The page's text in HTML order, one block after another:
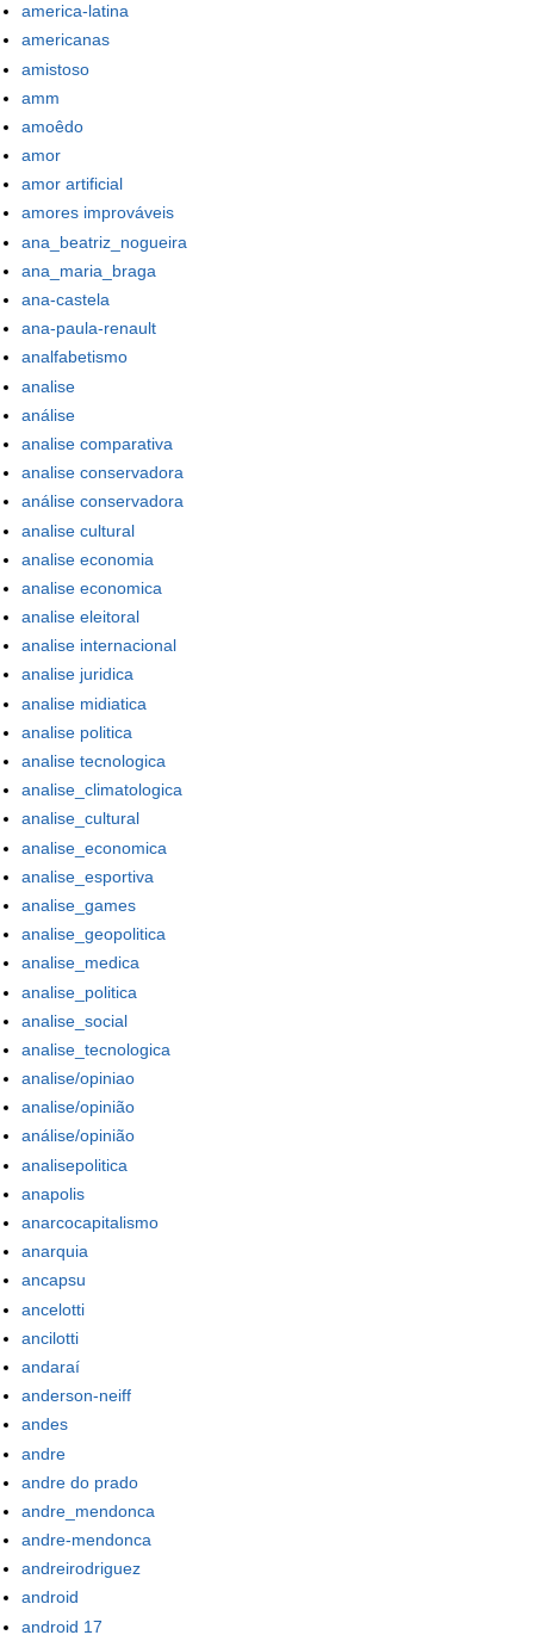
america-latina
americanas
amistoso
amm
amoêdo
amor
amor artificial
amores improváveis
ana_beatriz_nogueira
ana_maria_braga
ana-castela
ana-paula-renault
analfabetismo
analise
análise
analise comparativa
analise conservadora
análise conservadora
analise cultural
analise economia
analise economica
analise eleitoral
analise internacional
analise juridica
analise midiatica
analise politica
analise tecnologica
analise_climatologica
analise_cultural
analise_economica
analise_esportiva
analise_games
analise_geopolitica
analise_medica
analise_politica
analise_social
analise_tecnologica
analise/opiniao
analise/opinião
análise/opinião
analisepolitica
anapolis
anarcocapitalismo
anarquia
ancapsu
ancelotti
ancilotti
andaraí
anderson-neiff
andes
andre
andre do prado
andre_mendonca
andre-mendonca
andreirodriguez
android
android 17